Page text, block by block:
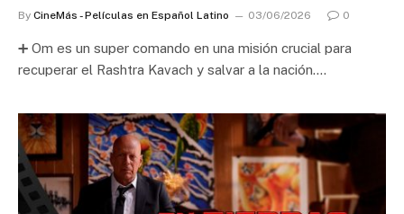
By CineMás - Películas en Español Latino 03/06/2026 0
➕ Om es un super comando en una misión crucial para
recuperar el Rashtra Kavach y salvar a la nación.…